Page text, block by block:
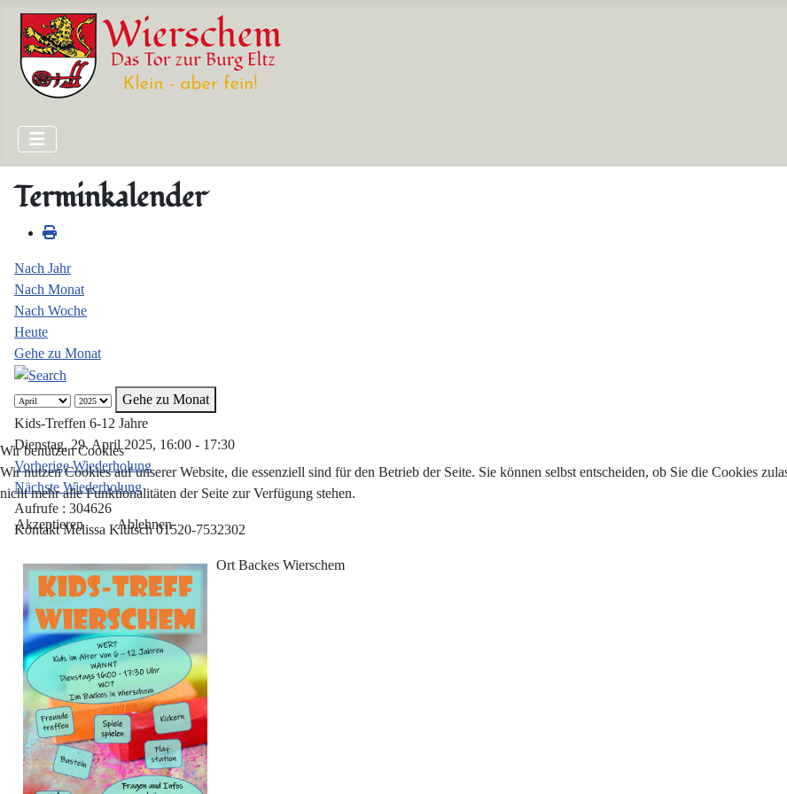
Terminkalender
Nach Jahr
Nach Monat
Nach Woche
Heute
Gehe zu Monat
Gehe zu Monat
Kids-Treffen 6-12 Jahre
Dienstag, 29. April 2025, 16:00 - 17:30
Vorherige Wiederholung
Nächste Wiederholung
Aufrufe : 304626
KontaktMelissa Klütsch 01520-7532302
Ort Backes Wierschem
Wir benutzen Cookies
Wir nutzen Cookies auf unserer Website, die essenziell sind für den Betrieb der Seite. Sie können selbst entscheiden, ob Sie die Cookies
nicht mehr alle Funktionalitäten der Seite zur Verfügung stehen.
Akzeptieren Ablehnen